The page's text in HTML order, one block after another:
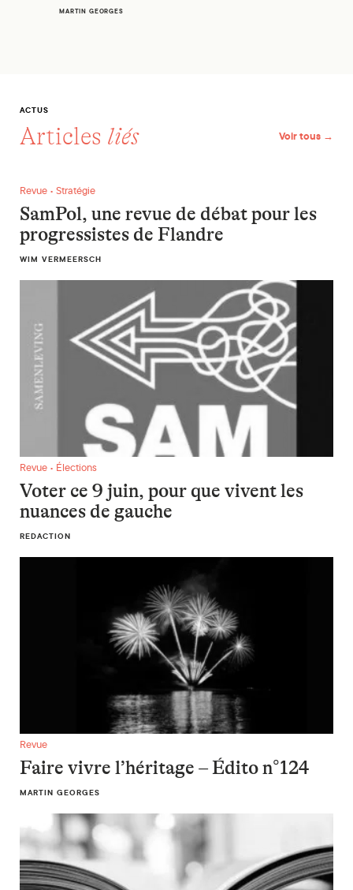
MARTIN GEORGES
ACTUS
Articles liés Voir tous →
SamPol, une revue de débat pour les progressistes de
Revue • Stratégie
SamPol, une revue de débat pour les
progressistes de Flandre
WIM VERMEERSCH
Voter ce 9 juin, pour que vivent les nuances de gauche
Revue • Élections
Voter ce 9 juin, pour que vivent les
nuances de gauche
REDACTION
Faire vivre l’héritage – Édito n°124
Revue
Faire vivre l’héritage – Édito n°124
MARTIN GEORGES